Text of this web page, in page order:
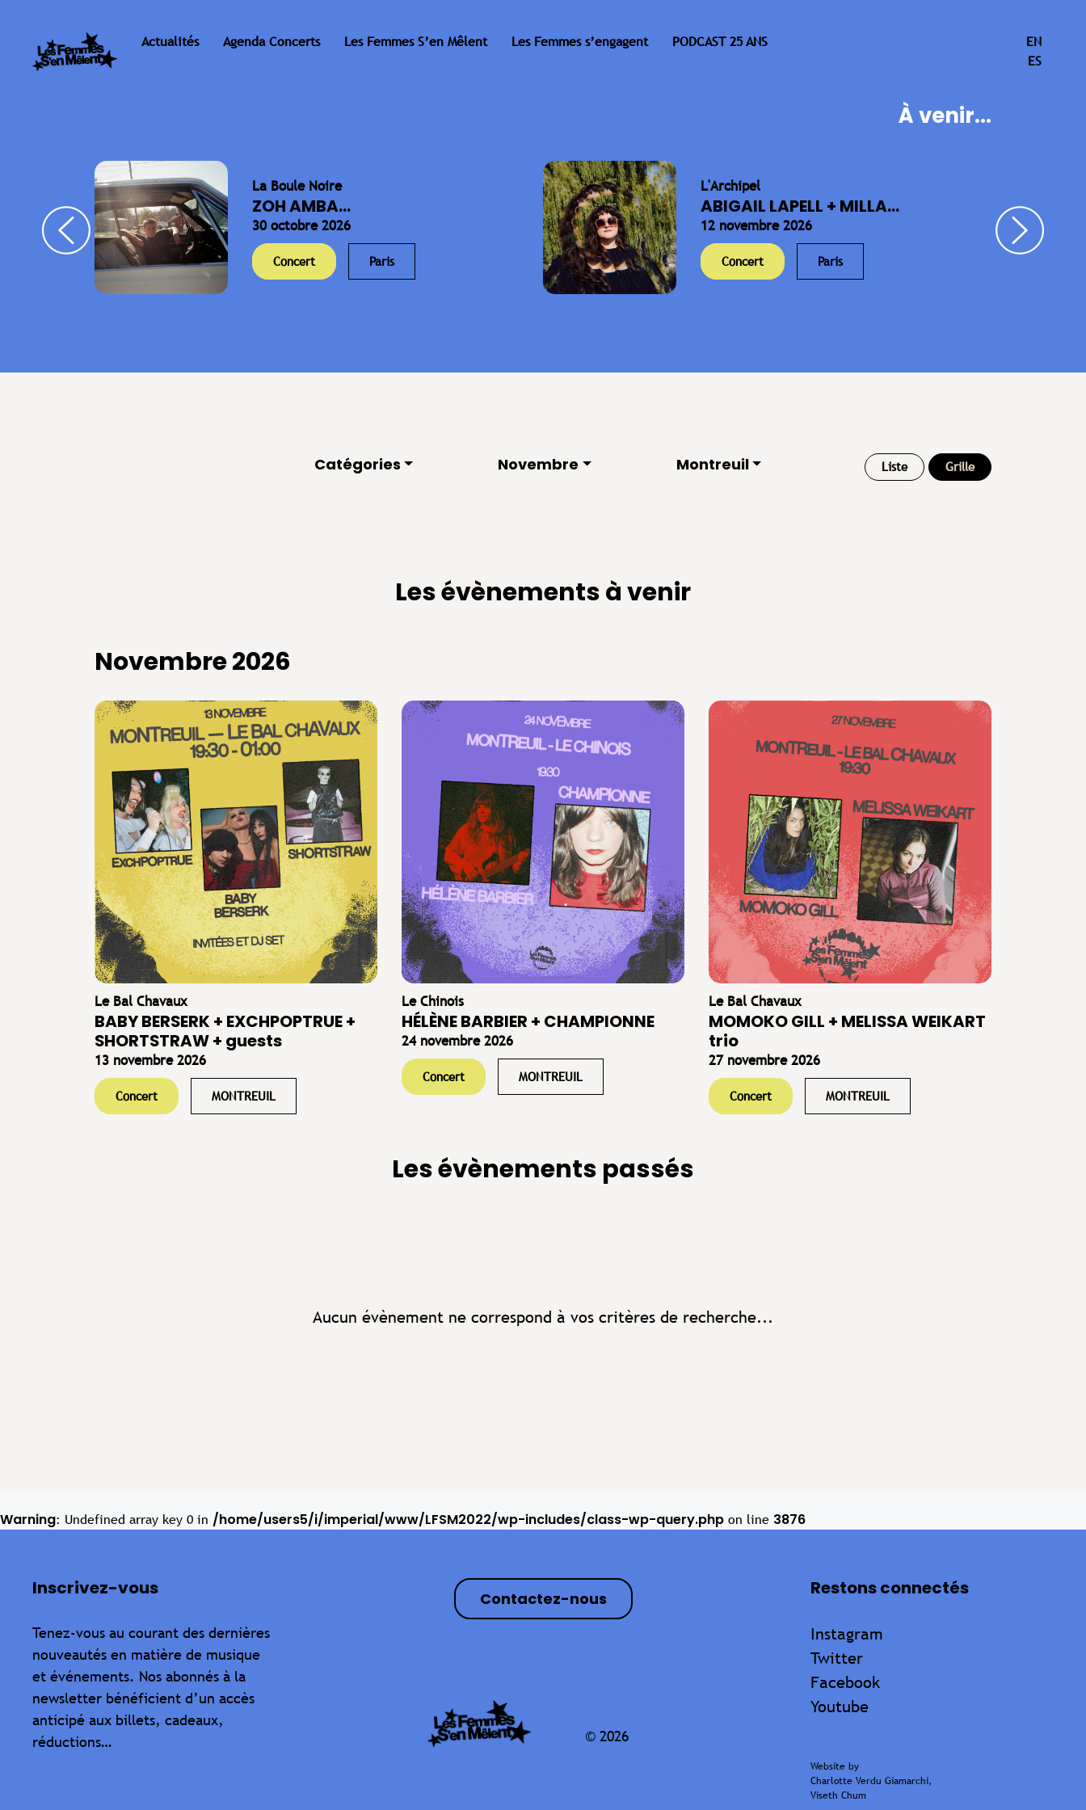
Actualités Agenda Concerts Les Femmes S’en Mêlent Les Femmes s’engagent PODCAST 25 ANS
EN
ES
À venir...
La Boule Noire
ZOH AMBA...
30 octobre 2026
Concert Paris
L'Archipel
ABIGAIL LAPELL + MILLA...
12 novembre 2026
Concert Paris
Catégories Novembre Montreuil Liste Grille
Les évènements à venir
Novembre 2026
Le Bal Chavaux
BABY BERSERK + EXCHPOPTRUE +
SHORTSTRAW + guests
13 novembre 2026
Concert MONTREUIL
Le Chinois
HÉLÈNE BARBIER + CHAMPIONNE
24 novembre 2026
Concert MONTREUIL
Le Bal Chavaux
MOMOKO GILL + MELISSA WEIKART
trio
27 novembre 2026
Concert MONTREUIL
Les évènements passés
Aucun évènement ne correspond à vos critères de recherche...
Warning: Undefined array key 0 in /home/users5/i/imperial/www/LFSM2022/wp-includes/class-wp-query.php on line 3876
Inscrivez-vous
Tenez-vous au courant des dernières
nouveautés en matière de musique
et événements. Nos abonnés à la
newsletter bénéficient d’un accès
anticipé aux billets, cadeaux,
réductions…
Contactez-nous
© 2026
Restons connectés
Instagram
Twitter
Facebook
Youtube
Website by
Charlotte Verdu Giamarchi,
Viseth Chum